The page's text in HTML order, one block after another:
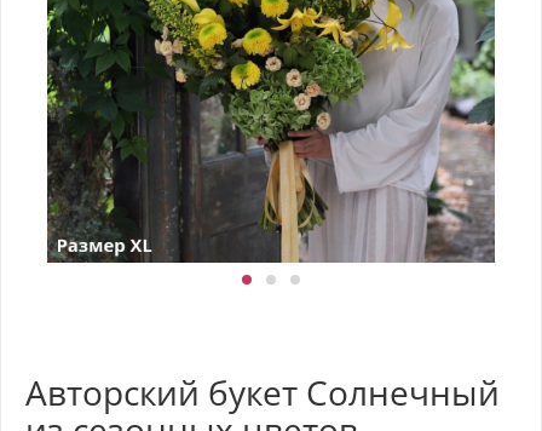
Авторский букет Солнечный